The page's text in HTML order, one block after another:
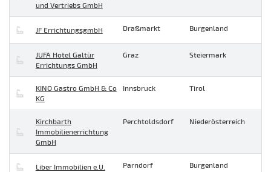
und Vertriebs GmbH
JF ErrichtungsgmbH Draßmarkt Burgenland
JUFA Hotel Galtür
Errichtungs GmbH
Graz Steiermark
KINO Gastro GmbH & Co
KG
Innsbruck Tirol
Kirchbarth
Immobilienerrichtung
GmbH
Perchtoldsdorf Niederösterreich
Liber Immobilien e.U. Parndorf Burgenland